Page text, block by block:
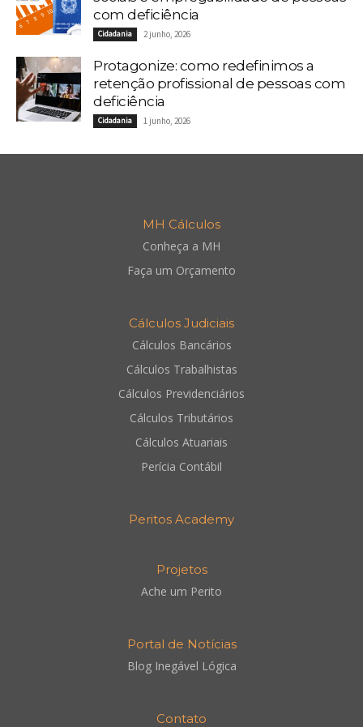
com deficiência
Cidadania 2 junho, 2026
Protagonize: como redefinimos a
retenção profissional de pessoas com
deficiência
Cidadania 1 junho, 2026
MH Cálculos
Conheça a MH
Faça um Orçamento
Cálculos Judiciais
Cálculos Bancários
Cálculos Trabalhistas
Cálculos Previdenciários
Cálculos Tributários
Cálculos Atuariais
Perícia Contábil
Peritos Academy
Projetos
Ache um Perito
Portal de Notícias
Blog Inegável Lógica
Contato